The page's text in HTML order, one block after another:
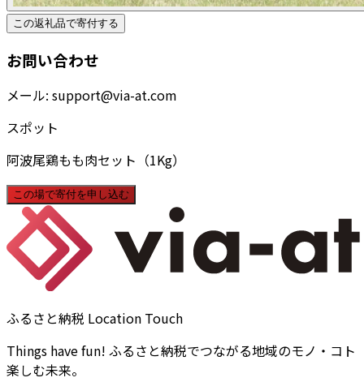
この返礼品で寄付する
お問い合わせ
メール: support@via-at.com
スポット
阿波尾鶏もも肉セット（1Kg）
この場で寄付を申し込む
ふるさと納税 Location Touch
Things have fun! ふるさと納税でつながる地域のモノ・コト
楽しむ未来。